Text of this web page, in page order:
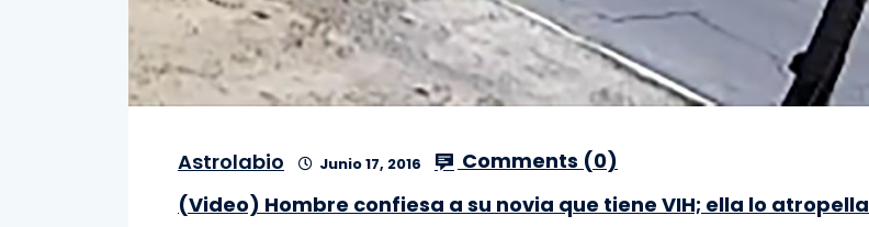
Astrolabio Junio 17, 2016 Comments (0)
(Video) Hombre confiesa a su novia que tiene VIH; ella lo atropella